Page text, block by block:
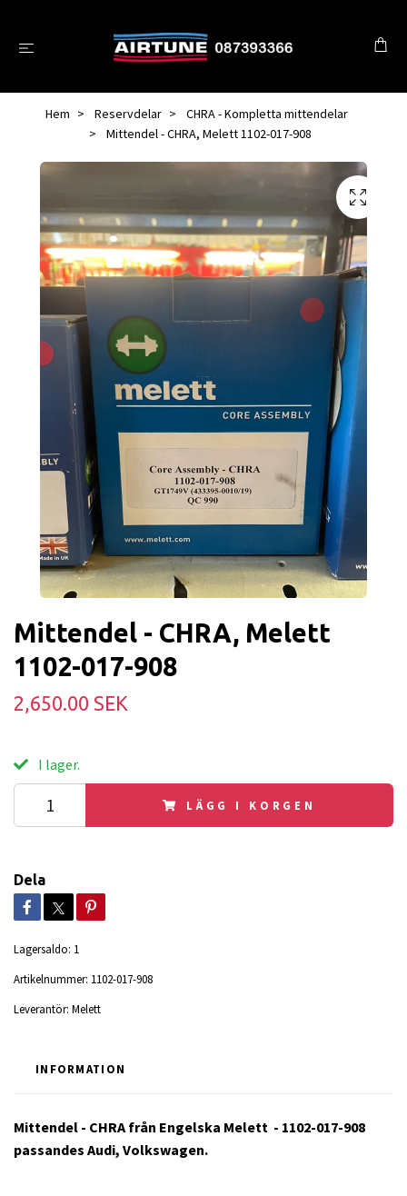
Hem Reservdelar
CHRA - Kompletta mittendelar
Mittendel - CHRA, Melett 1102-017-908
Mittendel - CHRA, Melett
1102-017-908
2,650.00 SEK
I lager.
LÄGG I KORGEN
Dela
Lagersaldo: 1
Artikelnummer: 1102-017-908
Leverantör: Melett
INFORMATION
Mittendel - CHRA från Engelska Melett - 1102-017-908
passandes Audi, Volkswagen.